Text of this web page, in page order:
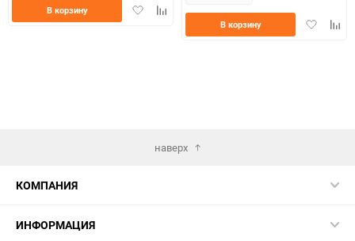
ДобавитьДобавить
сравнению
В корзину
Добавить
В корзину
наверх
КОМПАНИЯ
ИНФОРМАЦИЯ